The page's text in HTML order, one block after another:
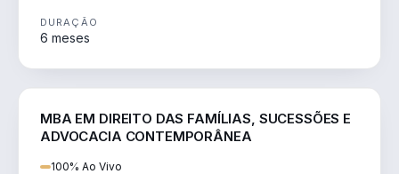
DURAÇÃO
6 meses
MBA EM DIREITO DAS FAMÍLIAS, SUCESSÕES E
ADVOCACIA CONTEMPORÂNEA
100% Ao Vivo